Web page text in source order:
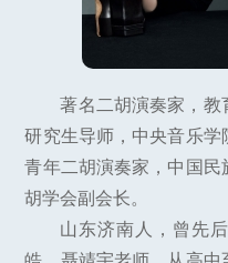
著名二胡演奏家，教
研究生导师，中央音乐
青年二胡演奏家，中国民
胡学会副会长。
山东济南人，曾先